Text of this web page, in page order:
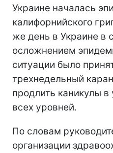
Украине началась
калифорнийского
же день в Украине в
осложнением
ситуации было
трехнедельный
продлить каникулы
всех уровней.
По словам
организации